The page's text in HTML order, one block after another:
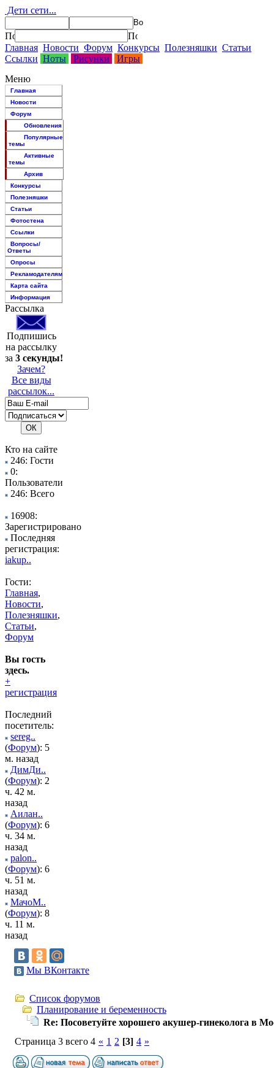
Дети сети...
Главная Новости Форум Конкурсы Полезняшки Статьи
Ссылки Ноты Рисунки
Игры
Меню
Главная
Новости
Форум
Обновления
Популярные
темы
Активные
темы
Архив
Конкурсы
Полезняшки
Статьи
Фотостена
Ссылки
Вопросы/
Ответы
Опросы
Рекламодателям
Карта сайта
Информация
Рассылка
Подпишись
на рассылку
за 3 секунды!
Зачем?
Все виды
рассылок...
Кто на сайте
246: Гости
0:
Пользователи
246: Всего
16908:
Зарегистрировано
Последняя
регистрация:
iakup..
Гости:
Главная,
Новости,
Полезняшки,
Статьи,
Форум
Вы гость
здесь.
+
регистрация
Последний
посетитель:
sereg..
(Форум): 5
м. назад
ДимДи..
(Форум): 2
ч. 42 м.
назад
Аилан..
(Форум): 6
ч. 34 м.
назад
palon..
(Форум): 6
ч. 51 м.
назад
МачоМ..
(Форум): 8
ч. 11 м.
назад
Мы ВКонтакте
Список форумов
Планирование и беременность
Re: Посоветуйте хорошего акушер-гинеколога в
Страница 3 всего 4 « 1 2 [3] 4 »